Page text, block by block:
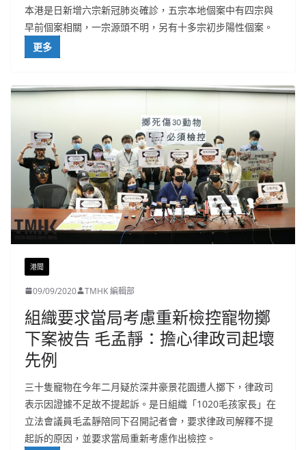
本港是日新增六宗新冠肺炎確診，五宗本地個案中有四宗與
早前個案相關，一宗源頭不明，另有十多宗初步陽性個案。
更多
港聞
09/09/2020 TMHK 編輯部
組織要求當局考慮重新檢控寵物擲
下案被告 毛孟靜：擔心律政司起壞
先例
三十隻寵物在今年二月疑於深井豪景花園遭人擲下，律政司
表示因證據不足故不提起訴。是日組織「1020毛孩家長」在
立法會議員毛孟靜陪同下召開記者會，要求律政司解釋不提
起訴的原因，並要求當局重新考慮作出檢控。